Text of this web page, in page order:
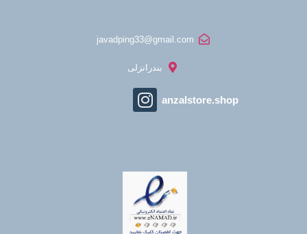
javadping33@gmail.com
بندرانزلی
anzalstore.shop